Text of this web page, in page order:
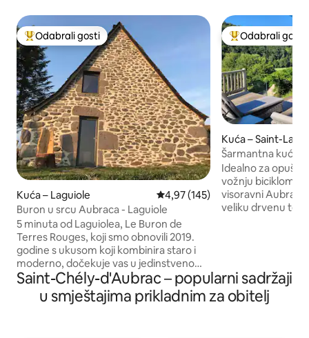
Među najviše rangiranima s oznakom „Odabrali gosti”
Odabrali gosti
Kuća – Laguiole Prosječna ocjena: 4,97/5,
4,97 (145)
Buron u srcu Aubraca - Laguiole
5 minuta od Laguiolea, Le Buron de
Terres Rouges, koji smo obnovili 2019.
godine s ukusom koji kombinira staro i
moderno, dočekuje vas u jedinstvenom i
simboličnom mjestu s prekrasnim
krajolikom. Potpuno opremljena kuhinja,
kamin s umetkom, prostor za sjedenje u
Među najviše
Odabrali gosti
Kuća – Saint-
Šarmantna kuća,
velika terasa
Idealno za
vožnju biciklom,
visoravni Aubrac,
veliku drvenu
za punjenje
na daljinu, Wi-Fi.
kruha, ljekarna,
Saint-Chély-d'Aubrac – popularni sadržaji
u smještajima prikladnim za obitelj